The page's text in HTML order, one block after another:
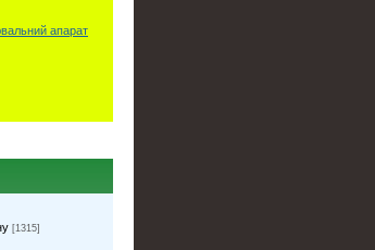
апарат
[1315]